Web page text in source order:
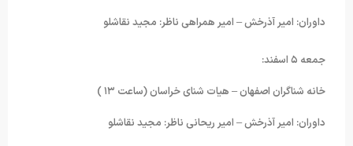
داوران: امیر آذرخش – امیر همراهی ناظر: مجید نقاشلو
جمعه ۵ اسفند:
خانه شناگران اصفهان – هیات شنای خراسان (ساعت ١٣ )
داوران: امیر آذرخش – امیر ریحانی ناظر: مجید نقاشلو